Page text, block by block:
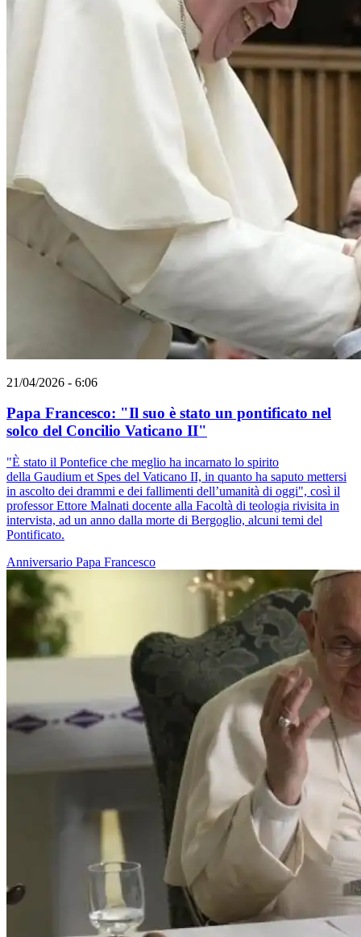
21/04/2026 - 6:06
Papa Francesco: "Il suo è stato un pontificato nel
solco del Concilio Vaticano II"
"È stato il Pontefice che meglio ha incarnato lo spirito
della Gaudium et Spes del Vaticano II, in quanto ha saputo mettersi
in ascolto dei drammi e dei fallimenti dell’umanità di oggi", così il
professor Ettore Malnati docente alla Facoltà di teologia rivisita in
intervista, ad un anno dalla morte di Bergoglio, alcuni temi del
Pontificato.
Anniversario Papa Francesco